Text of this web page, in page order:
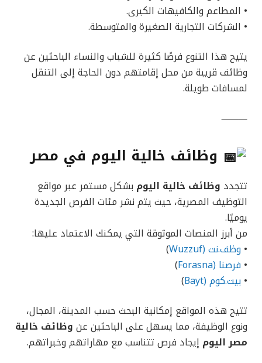
• المطاعم والكافيهات الكبرى.
• الشركات التجارية الصغيرة والمتوسطة.
يتيح هذا التنوع فرصًا كثيرة للشباب والنساء الباحثين عن
وظائف قريبة من محل إقامتهم دون الحاجة إلى التنقل
لمسافات طويلة.
⸻
وظائف خالية اليوم في مصر
تتجدد وظائف خالية اليوم بشكل مستمر عبر مواقع
التوظيف المصرية، حيث يتم نشر مئات الفرص الجديدة
يوميًا.
من أبرز المنصات الموثوقة التي يمكنك الاعتماد عليها:
• وظف.نت (Wuzzuf
)
• فرصنا (Forasna
)
• بيت.كوم (Bayt
)
تتيح هذه المواقع إمكانية البحث حسب المدينة، المجال،
ونوع الوظيفة، مما يسهل على الباحثين عن وظائف خالية
مصر اليوم إيجاد فرص تتناسب مع مهاراتهم وخبراتهم.